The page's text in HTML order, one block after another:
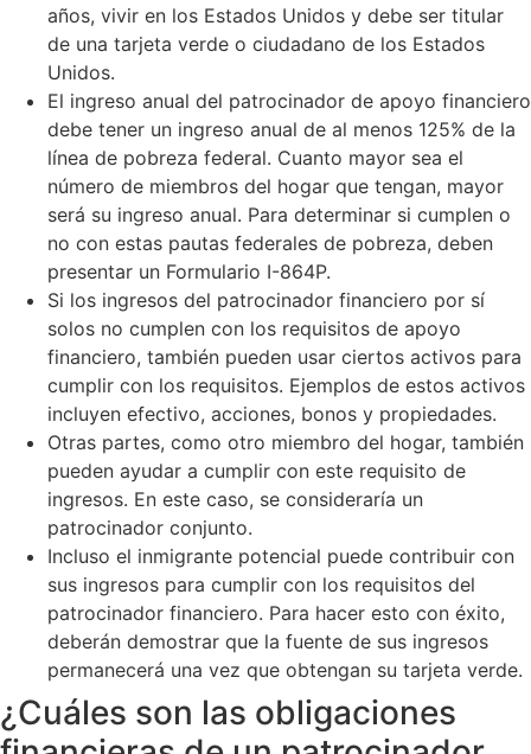
años, vivir en los Estados Unidos y debe ser titular
de una tarjeta verde o ciudadano de los Estados
Unidos.
El ingreso anual del patrocinador de apoyo financiero
debe tener un ingreso anual de al menos 125% de la
línea de pobreza federal. Cuanto mayor sea el
número de miembros del hogar que tengan, mayor
será su ingreso anual. Para determinar si cumplen o
no con estas pautas federales de pobreza, deben
presentar un Formulario I-864P.
Si los ingresos del patrocinador financiero por sí
solos no cumplen con los requisitos de apoyo
financiero, también pueden usar ciertos activos para
cumplir con los requisitos. Ejemplos de estos activos
incluyen efectivo, acciones, bonos y propiedades.
Otras partes, como otro miembro del hogar, también
pueden ayudar a cumplir con este requisito de
ingresos. En este caso, se consideraría un
patrocinador conjunto.
Incluso el inmigrante potencial puede contribuir con
sus ingresos para cumplir con los requisitos del
patrocinador financiero. Para hacer esto con éxito,
deberán demostrar que la fuente de sus ingresos
permanecerá una vez que obtengan su tarjeta verde.
¿Cuáles son las obligaciones